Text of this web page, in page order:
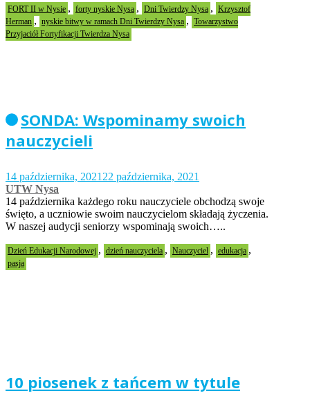
FORT II w Nysie , forty nyskie Nysa , Dni Twierdzy Nysa , Krzysztof
Herman , nyskie bitwy w ramach Dni Twierdzy Nysa , Towarzystwo
Przyjaciół Fortyfikacji Twierdza Nysa
SONDA: Wspominamy swoich
nauczycieli
14 października, 2021 22 października, 2021
UTW Nysa
14 października każdego roku nauczyciele obchodzą swoje
święto, a uczniowie swoim nauczycielom składają życzenia.
W naszej audycji seniorzy wspominają swoich…..
Dzień Edukacji Narodowej , dzień nauczyciela , Nauczyciel , edukacja ,
pasja
10 piosenek z tańcem w tytule